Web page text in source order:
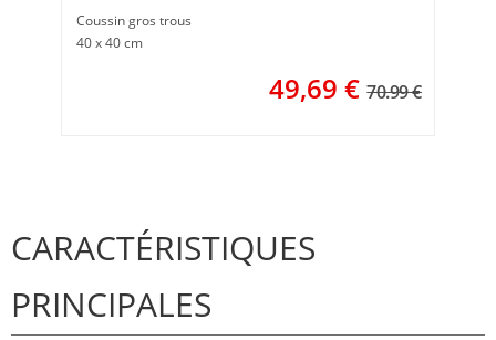
Coussin gros trous
40 x 40 cm
49,69 € 70.99 €
CARACTÉRISTIQUES
PRINCIPALES